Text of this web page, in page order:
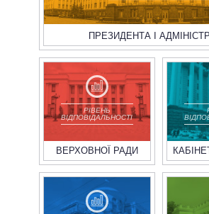
ПРЕЗИДЕНТА І
РІВЕНЬ
ВІДПОВІДАЛЬНОСТІ
ВЕРХОВНОЇ РАДИ